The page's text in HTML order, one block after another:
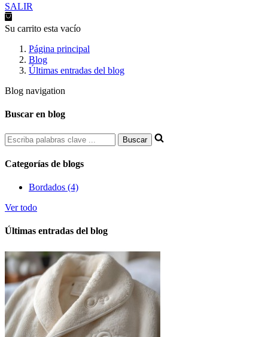
SALIR
Su carrito esta vacío
Página principal
Blog
Últimas entradas del blog
Blog navigation
Buscar en blog
Categorías de blogs
Bordados (4)
Ver todo
Últimas entradas del blog